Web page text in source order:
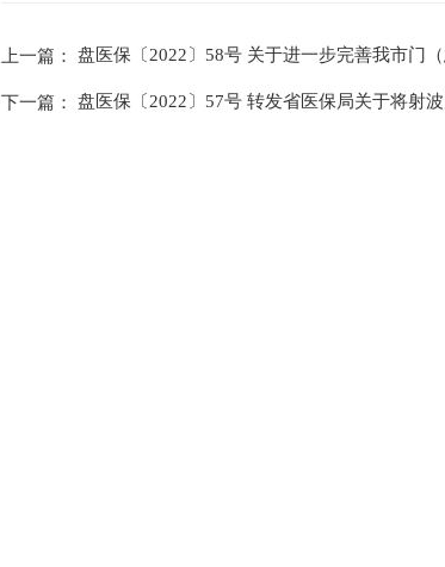
上一篇： 盘医保〔2022〕58号 关于进一步完善我市门
下一篇： 盘医保〔2022〕57号 转发省医保局关于将射